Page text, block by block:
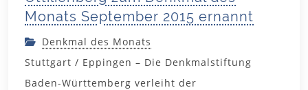
Monats September 2015 ernannt
Denkmal des Monats
Stuttgart / Eppingen – Die Denkmalstiftung
Baden-Württemberg verleiht der